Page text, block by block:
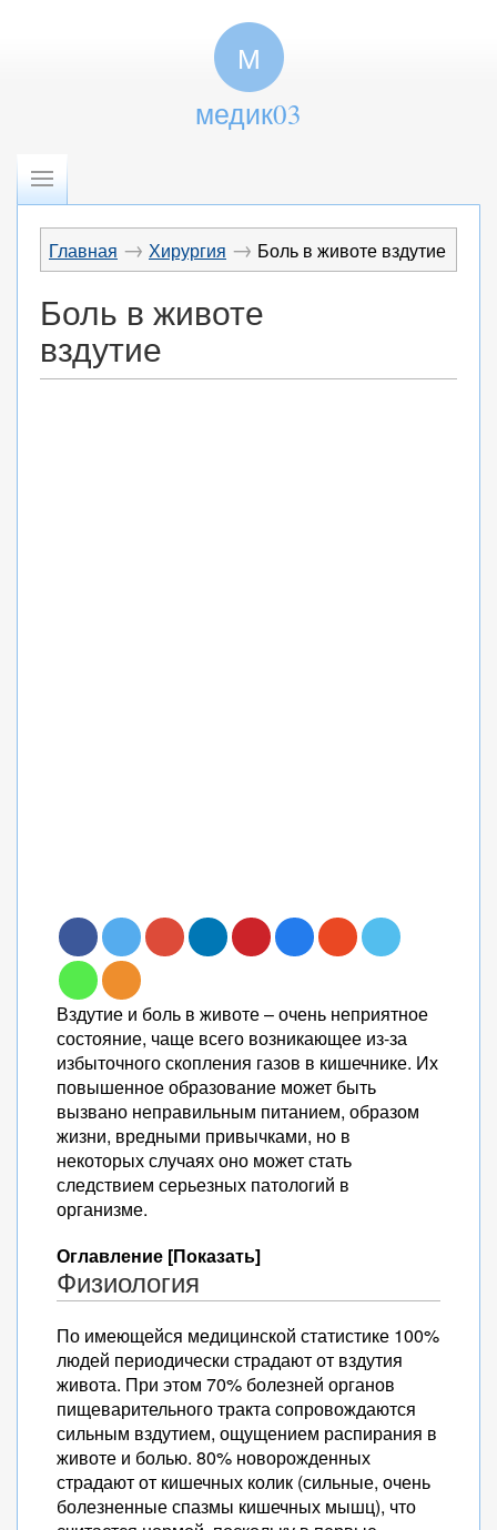
М
медик03
Главная → Хирургия → Боль в животе вздутие
Боль в животе
вздутие
Вздутие и боль в животе – очень неприятное
состояние, чаще всего возникающее из-за
избыточного скопления газов в кишечнике. Их
повышенное образование может быть
вызвано неправильным питанием, образом
жизни, вредными привычками, но в
некоторых случаях оно может стать
следствием серьезных патологий в
организме.
Оглавление [Показать]
Физиология
По имеющейся медицинской статистике 100%
людей периодически страдают от вздутия
живота. При этом 70% болезней органов
пищеварительного тракта сопровождаются
сильным вздутием, ощущением распирания в
животе и болью. 80% новорожденных
страдают от кишечных колик (сильные, очень
болезненные спазмы кишечных мышц), что